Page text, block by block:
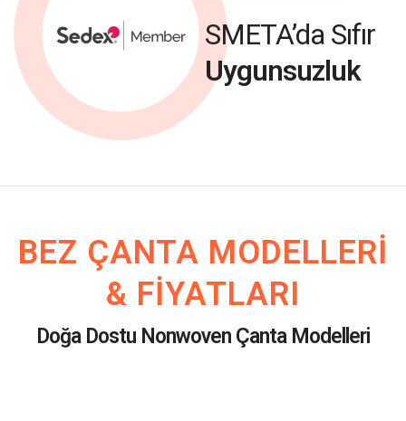
SMETA’da Sıfır
Uygunsuzluk
BEZ ÇANTA MODELLERI
& FIYATLARI
Doğa Dostu Nonwoven Çanta Modelleri